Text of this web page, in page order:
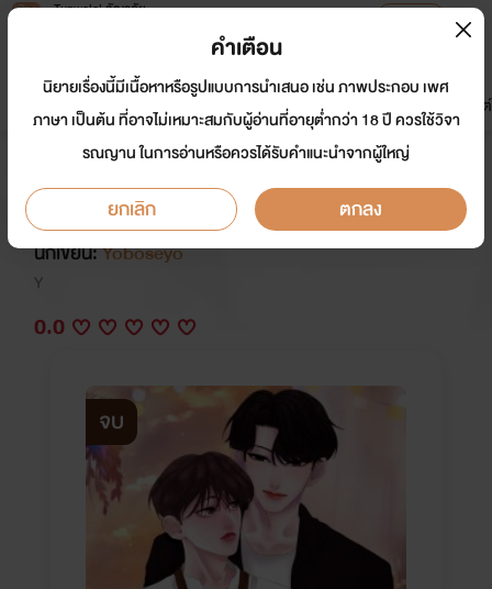
Tunwalai ธัญวลัย
หน้าแรก นิยาย อีบุ๊ก การ์ตูน
มาใหม่
ดรีมแชท ธัญลิสต์
[Mpreg] ดอกไม้ ความหมาย ความ
รัก #คีตะณภัทร
นักเขียน:Yoboseyo
Y
0.0
จบ
คำเตือน
นิยายเรื่องนี้มีเนื้อหาหรือรูปแบบการนำเสนอ เช่น ภาพประกอบ เพศ
ภาษา เป็นต้น ที่อาจไม่เหมาะสมกับผู้อ่านที่อายุต่ำกว่า 18 ปี ควรใช้วิจา
รณญาน ในการอ่านหรือควรได้รับคำแนะนำจากผู้ใหญ่
ยกเลิก ตกลง